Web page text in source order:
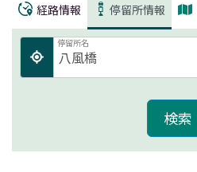
経路情報 停留所情報
停留所名